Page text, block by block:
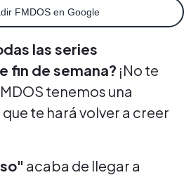
FMDOS en Google
las series
fin de semana? ¡No te
tenemos una
te hará volver a creer
acaba de llegar a